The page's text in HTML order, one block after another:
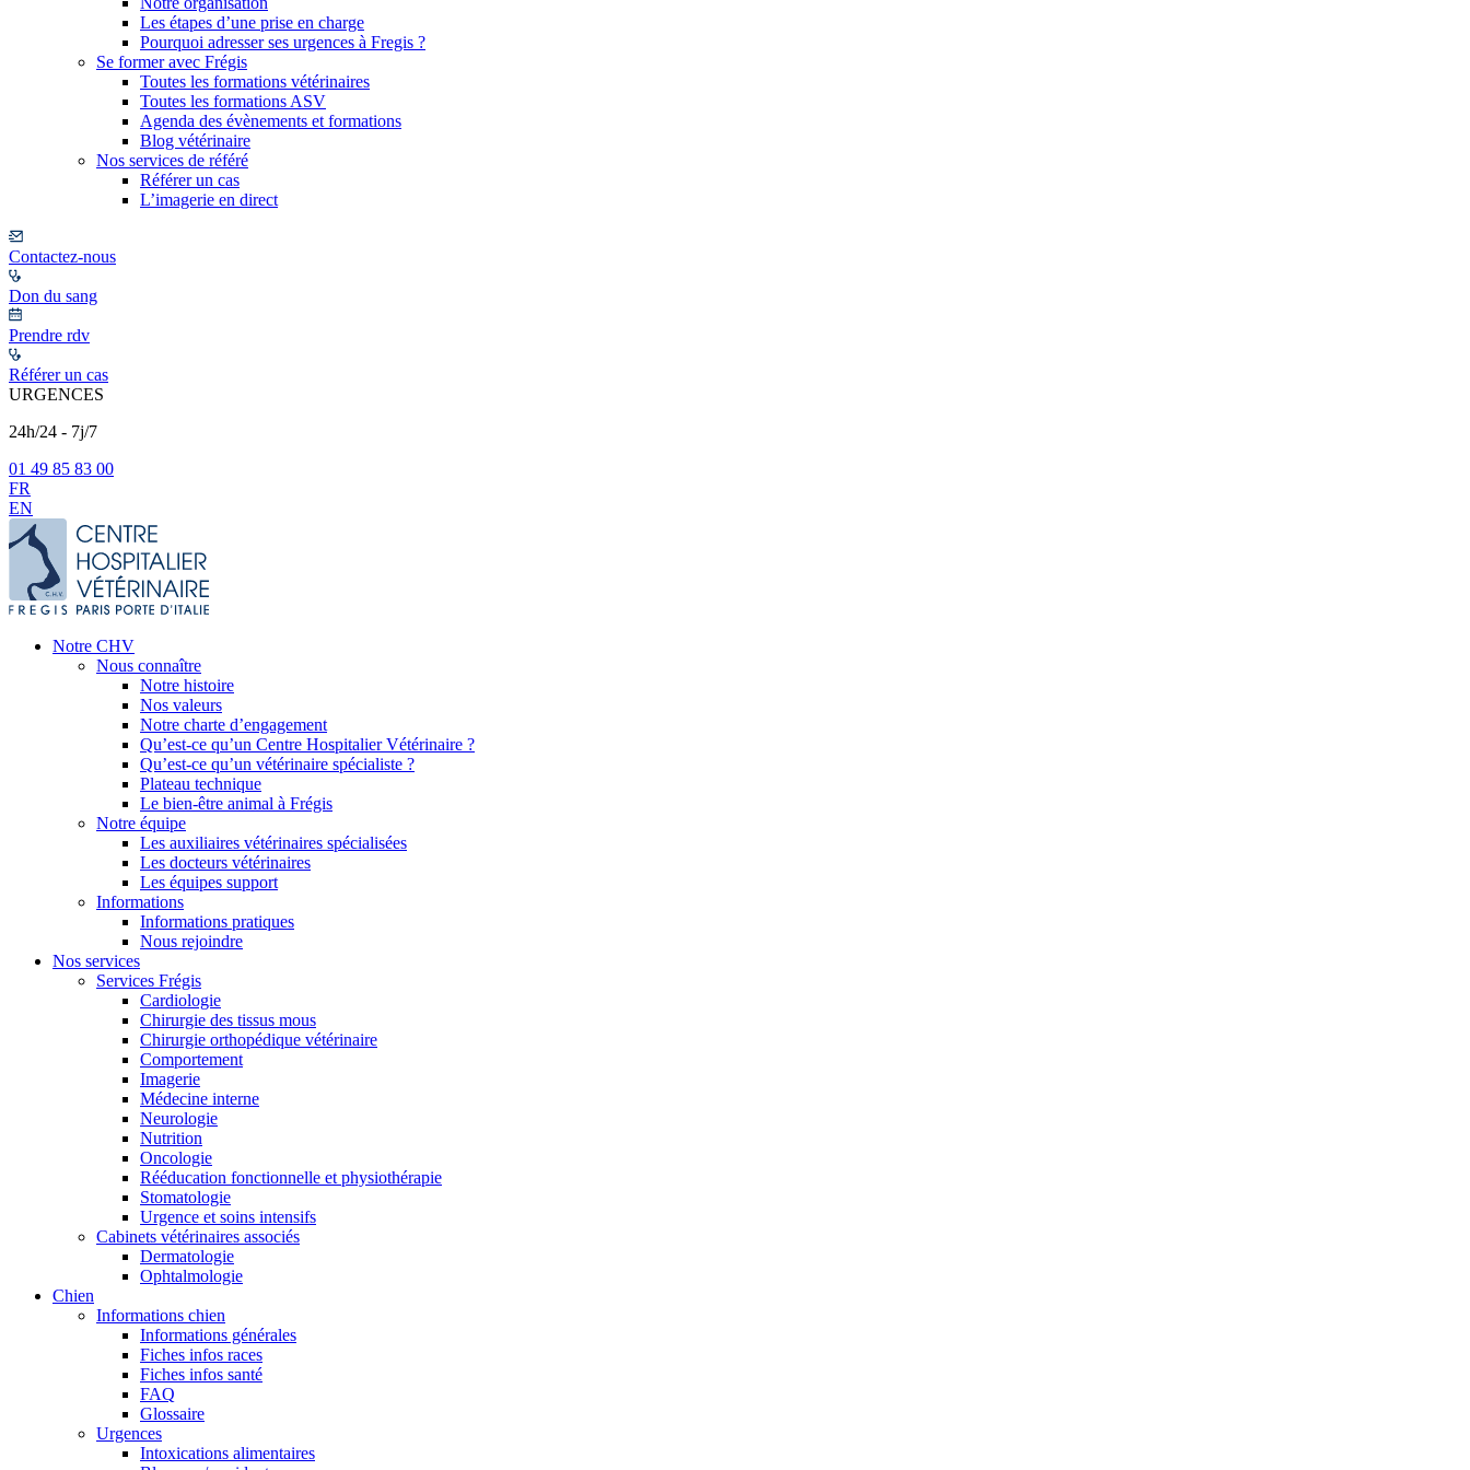
Les étapes d’une prise en charge
Pourquoi adresser ses urgences à Fregis ?
Se former avec Frégis
Toutes les formations vétérinaires
Toutes les formations ASV
Agenda des évènements et formations
Blog vétérinaire
Nos services de référé
Référer un cas
L’imagerie en direct
Contactez-nous
Don du sang
Prendre rdv
Référer un cas
URGENCES
24h/24 - 7j/7
01 49 85 83 00
FR
EN
Notre CHV
Nous connaître
Notre histoire
Nos valeurs
Notre charte d’engagement
Qu’est-ce qu’un Centre Hospitalier Vétérinaire ?
Qu’est-ce qu’un vétérinaire spécialiste ?
Plateau technique
Le bien-être animal à Frégis
Notre équipe
Les auxiliaires vétérinaires spécialisées
Les docteurs vétérinaires
Les équipes support
Informations
Informations pratiques
Nous rejoindre
Nos services
Services Frégis
Cardiologie
Chirurgie des tissus mous
Chirurgie orthopédique vétérinaire
Comportement
Imagerie
Médecine interne
Neurologie
Nutrition
Oncologie
Rééducation fonctionnelle et physiothérapie
Stomatologie
Urgence et soins intensifs
Cabinets vétérinaires associés
Dermatologie
Ophtalmologie
Chien
Informations chien
Informations générales
Fiches infos races
Fiches infos santé
FAQ
Glossaire
Urgences
Intoxications alimentaires